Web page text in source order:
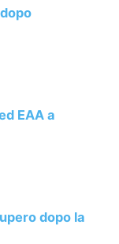
EAA a
dopo la
sole e quelle
del costume
o dei
risultare
a un
essa, renderà